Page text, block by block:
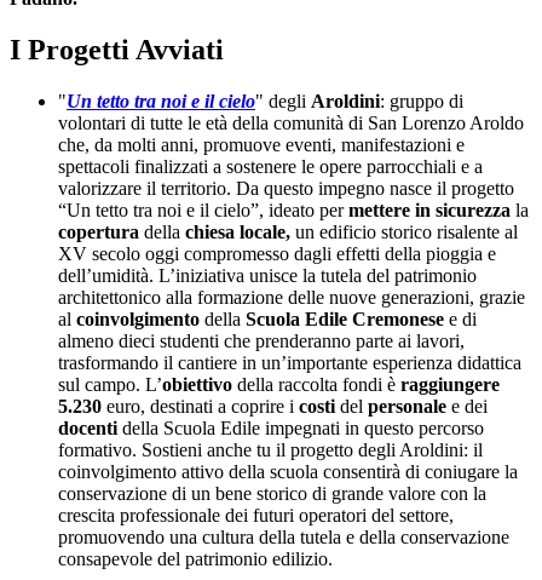
I Progetti Avviati
"Un tetto tra noi e il cielo" degli Aroldini: gruppo di
volontari di tutte le età della comunità di San Lorenzo Aroldo
che, da molti anni, promuove eventi, manifestazioni e
spettacoli finalizzati a sostenere le opere parrocchiali e a
valorizzare il territorio. Da questo impegno nasce il progetto
“Un tetto tra noi e il cielo”, ideato permettere in sicurezza la
copertura della chiesa locale, un edificio storico risalente al
XV secolo oggi compromesso dagli effetti della pioggia e
dell’umidità. L’iniziativa unisce la tutela del patrimonio
architettonico alla formazione delle nuove generazioni, grazie
al coinvolgimento della Scuola Edile Cremonese e di
almeno dieci studenti che prenderanno parte ai lavori,
trasformando il cantiere in un’importante esperienza didattica
sul campo. L’obiettivo della raccolta fondi è raggiungere
5.230 euro, destinati a coprire i costi del personale e dei
docenti della Scuola Edile impegnati in questo percorso
formativo. Sostieni anche tu il progetto degli Aroldini: il
coinvolgimento attivo della scuola consentirà di coniugare la
conservazione di un bene storico di grande valore con la
crescita professionale dei futuri operatori del settore,
promuovendo una cultura della tutela e della conservazione
consapevole del patrimonio edilizio.